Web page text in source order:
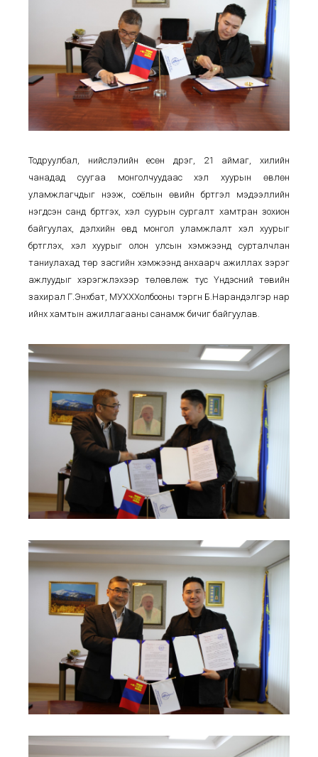
Тодруулбал, нийслэлийн есөн дүүрэг, 21 аймаг, хилийн
чанадад суугаа монголчуудаас хэл хуурын өвлөн
уламжлагчдыг нээж, соёлын өвийн бүртгэл мэдээллийн
нэгдсэн санд бүртгэх, хэл суурын сургалт хамтран зохион
байгуулах, дэлхийн өвд монгол уламжлалт хэл хуурыг
бүртгүүлэх, хэл хуурыг олон улсын хэмжээнд сурталчлан
таниулахад төр засгийн хэмжээнд анхаарч ажиллах зэрэг
ажлуудыг хэрэгжүүлэхээр төлөвлөж тус Үндэсний төвийн
захирал Г.Энхбат, МУХХХолбооны тэргүүн Б.Нарандэлгэр нар
ийнхүү хамтын ажиллагааны санамж бичиг байгуулав.